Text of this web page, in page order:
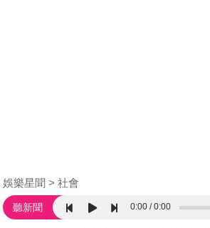
娛樂星聞 社會
聽新聞 0:00 0:00